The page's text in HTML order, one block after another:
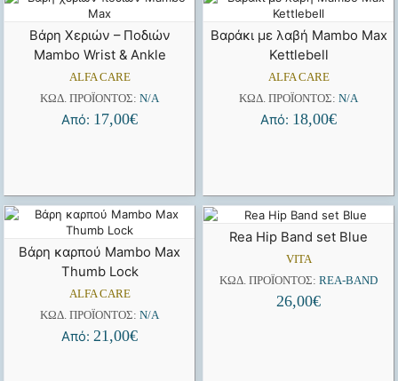
Βάρη Χεριών – Ποδιών
Mambo Wrist & Ankle
ALFA CARE
ΚΩΔ. ΠΡΟΪΌΝΤΟΣ: N/A
Από: 17,00€
Βαράκι με λαβή Mambo Max
Kettlebell
ALFA CARE
ΚΩΔ. ΠΡΟΪΌΝΤΟΣ: N/A
Από: 18,00€
Βάρη καρπού Mambo Max
Thumb Lock
ALFA CARE
ΚΩΔ. ΠΡΟΪΌΝΤΟΣ: N/A
Από: 21,00€
Rea Hip Band set Blue
VITA
ΚΩΔ. ΠΡΟΪΌΝΤΟΣ: REA-BAND
26,00€